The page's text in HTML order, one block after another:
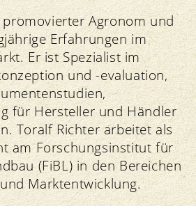
Agronom und
Erfahrungen im
Er ist Spezialist im
und -evaluation,
für Hersteller und Händler
Toralf Richter arbeitet als
am Forschungsinstitut für
(FiBL) in den Bereichen
Marktentwicklung.